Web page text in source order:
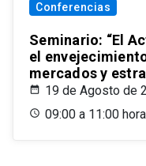
Conferencias
Seminario: “El
el
mercados y
19 de Agosto de
09:00 a 11:00